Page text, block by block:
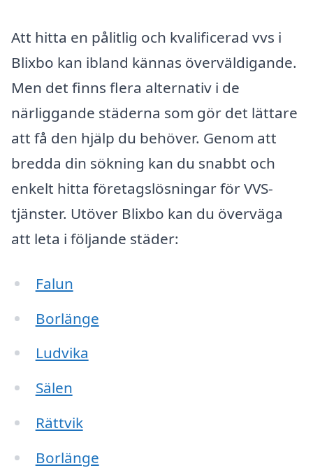
Att hitta en pålitlig och kvalificerad vvs i
Blixbo kan ibland kännas överväldigande.
Men det finns flera alternativ i de
närliggande städerna som gör det lättare
att få den hjälp du behöver. Genom att
bredda din sökning kan du snabbt och
enkelt hitta företagslösningar för VVS-
tjänster. Utöver Blixbo kan du överväga
att leta i följande städer:
Falun
Borlänge
Ludvika
Sälen
Rättvik
Borlänge